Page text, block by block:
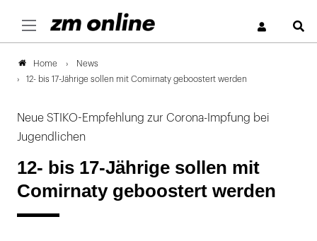
Home
News
12- bis 17-Jährige sollen mit Comirnaty geboostert werden
Neue STIKO-Empfehlung zur Corona-Impfung bei
Jugendlichen
12- bis 17-Jährige sollen mit
Comirnaty geboostert werden